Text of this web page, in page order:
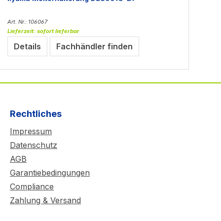
Art. Nr.: 106067
Lieferzeit: sofort lieferbar
Details Fachhändler finden
Rechtliches
Impressum
Datenschutz
AGB
Garantiebedingungen
Compliance
Zahlung & Versand